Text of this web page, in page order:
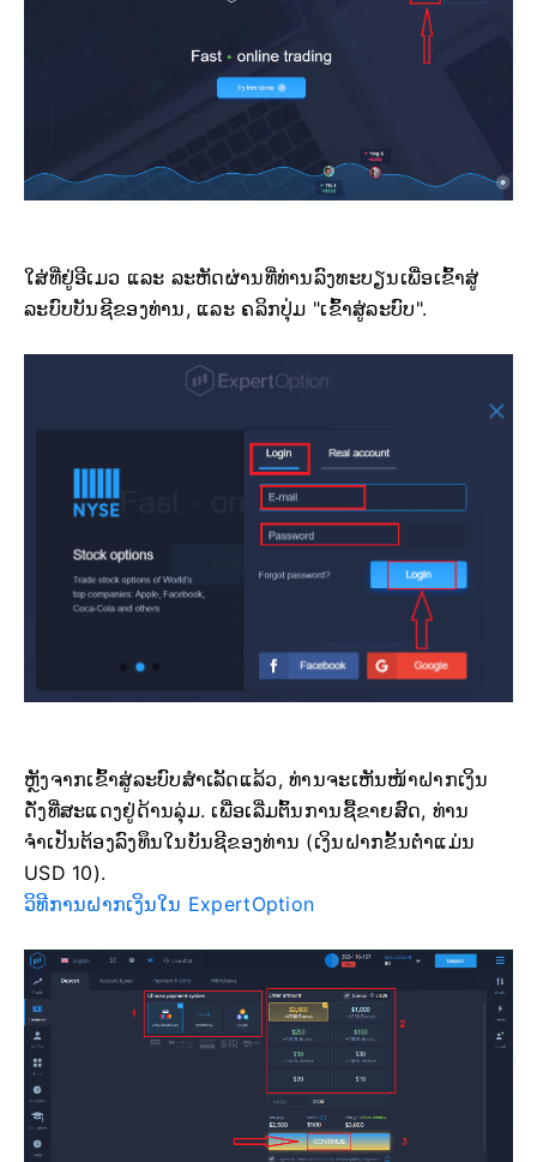
ໃສ່ທີ່ຢູ່ອີເມວ ແລະ ລະຫັດຜ່ານທີ່ທ່ານລົງທະບຽນເພື່ອເຂົ້າສູ່
ລະບົບບັນຊີຂອງທ່ານ, ແລະ ຄລິກປຸ່ມ "ເຂົ້າສູ່ລະບົບ".
ຫຼັງຈາກເຂົ້າສູ່ລະບົບສຳເລັດແລ້ວ, ທ່ານຈະເຫັນໜ້າຝາກເງິນ
ດັ່ງທີ່ສະແດງຢູ່ດ້ານລຸ່ມ. ເພື່ອເລີ່ມຕົ້ນການຊື້ຂາຍສົດ, ທ່ານ
ຈຳເປັນຕ້ອງລົງທຶນໃນບັນຊີຂອງທ່ານ (ເງິນຝາກຂັ້ນຕ່ຳແມ່ນ
USD 10).
ວິທີການຝາກເງິນໃນ ExpertOption